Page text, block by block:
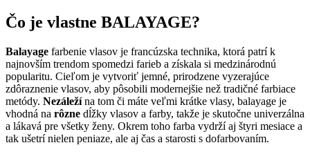
Čo je vlastne BALAYAGE?
Balayage farbenie vlasov je francúzska technika, ktorá patrí k
najnovším trendom spomedzi farieb a získala si medzinárodnú
popularitu. Cieľom je vytvoriť jemné, prirodzene vyzerajúce
zdôraznenie vlasov, aby pôsobili modernejšie než tradičné farbiace
metódy. Nezáležína tom či máte veľmi krátke vlasy, balayage je
vhodná na rôzne dĺžky vlasov a farby, takže je skutočne univerzálna
a lákavá pre všetky ženy. Okrem toho farba vydrží aj štyri mesiace a
tak ušetrí nielen peniaze, ale aj čas a starosti s dofarbovaním.